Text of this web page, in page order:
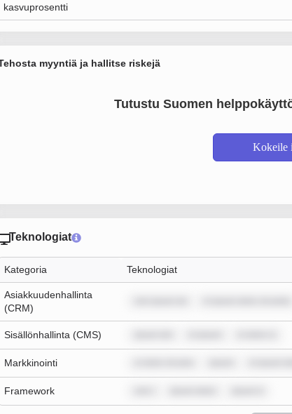
kasvuprosentti
myyntiä ja hallitse riskejä
Tutustu Suomen
Kokeile
Teknologiat
Kategoria Teknologiat
Asiakkuudenhallinta
(CRM)
Sisällönhallinta (CMS)
Markkinointi
Framework